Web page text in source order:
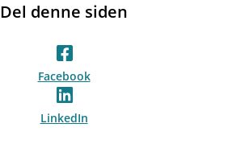
Del denne siden
Facebook
LinkedIn